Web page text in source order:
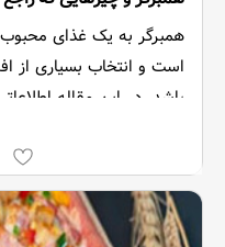
همبرگر به یک غذای
است و انتخاب بسیاری از
باشد. در این مقاله